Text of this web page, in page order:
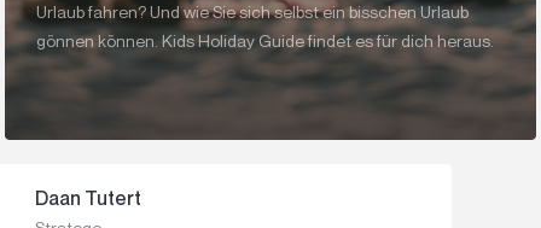
Urlaub fahren? Und wie Sie sich selbst ein bisschen Urlaub
gönnen können. Kids Holiday Guide findet es für dich heraus.
Daan Tutert